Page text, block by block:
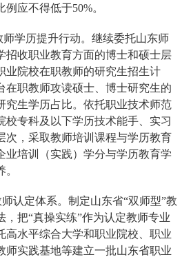
应不得低于50%。
师学历提升行动。继续委托山东师
招收职业教育方面的博士和硕士层
业院校在职教师的研究生招生计
在职教师攻读硕士、博士研究生的
究生学历占比。依托职业技术师范
校专科及以下学历技术能手、实习
次，采取教师培训课程与学历教育
业培训（实践）学分与学历教育学
认定体系。制定山东省“双师型”教
，把“真操实练”作为认定教师专业
高水平综合大学和职业院校、职业
师实践基地等建立一批山东省职业